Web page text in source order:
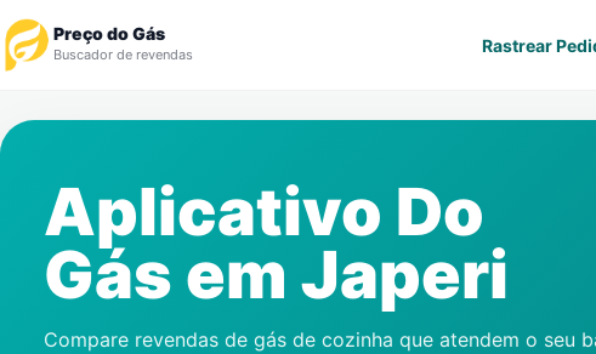
Preço do Gás
Buscador de revendas Rastrear
Revendedor
Notícias
Aplicativo Do
Gás em Japeri
Compare revendas de gás de cozinha que atendem o seu